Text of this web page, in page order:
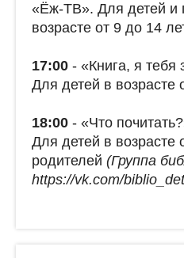
«Ёж-ТВ». Для детей и
возрасте от 9 до 14
17:00 - «Книга, я тебя
Для детей в возрасте
18:00 - «Что
Для детей в возрасте
родителей (Группа
https://vk.com/